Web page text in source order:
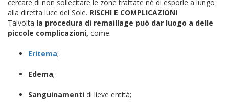
cercare di non sollecitare le zone trattate né di esporle a lungo
alla diretta luce del Sole. RISCHI E COMPLICAZIONI
Talvolta la procedura di remaillage può dar luogo a delle
piccole complicazioni, come:
Eritema;
Edema;
Sanguinamenti di lieve entità;